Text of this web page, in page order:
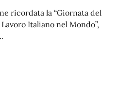
ricordata la “Giornata del
Italiano nel Mondo”,
DEL 70. ANNIVERSARIO